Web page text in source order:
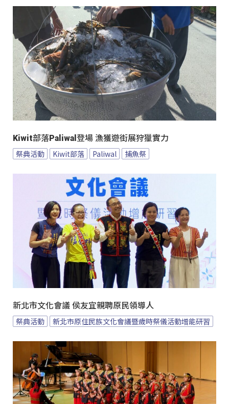
Kiwit部落Paliwal登場 漁獲遊街展狩獵實力
祭典活動 Kiwit部落 Paliwal 捕魚祭
新北市文化會議 侯友宜親聘原民領導人
祭典活動 新北市原住民族文化會議暨歲時祭儀活動增能研習